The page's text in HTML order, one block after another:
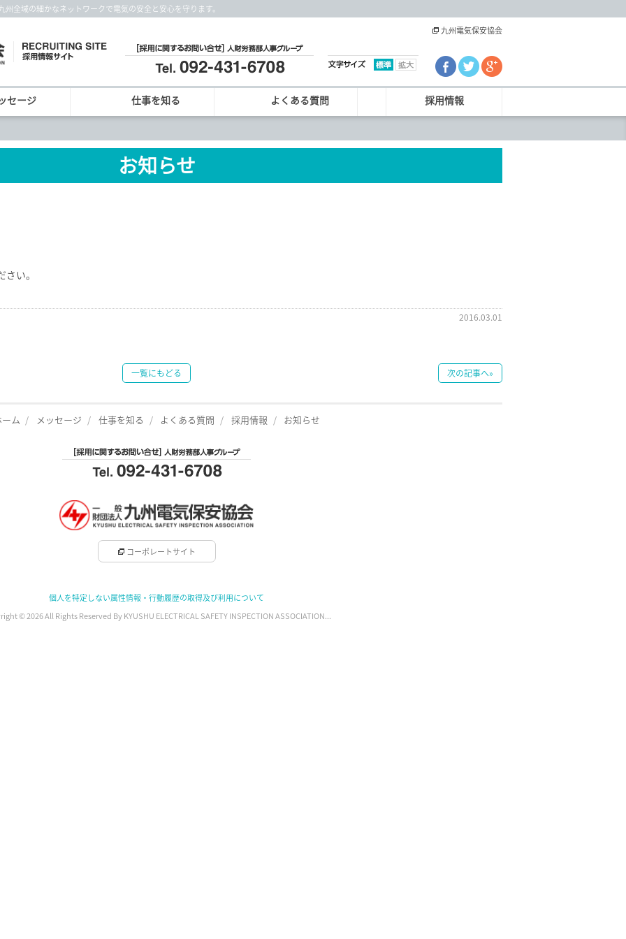
全域の細かなネットワークで電気の安全と安心を守ります。
九州電気保安協会
セージ 仕事を知る よくある質問 採用情報
お知らせ
さい。
2016.03.01
次の記事へ»
一覧にもどる
ーム メッセージ 仕事を知る よくある質問 採用情報 お知らせ
コーポレートサイト
個人を特定しない属性情報・行動履歴の取得及び利用について
© 2026 All Rights Reserved By KYUSHU ELECTRICAL SAFETY INSPECTION ASSOCIATION...